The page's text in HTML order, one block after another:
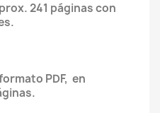
241 páginas con
PDF, en